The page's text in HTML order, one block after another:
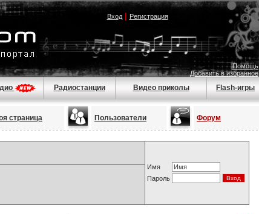
Вход| Регистрация
Помощь
Добавить в избранное
Радиостанции Видео приколы Flash-игры
страница Пользователи Форум
Имя
Пароль